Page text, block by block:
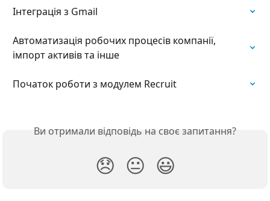
Інтеграція з Gmail
Автоматизація робочих процесів компанії,
імпорт активів та інше
Початок роботи з модулем Recruit
Ви отримали відповідь на своє запитання?
😞 😐 😃